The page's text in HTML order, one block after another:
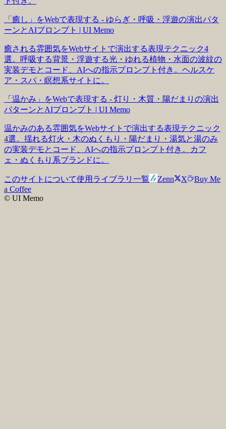
「癒し」をWebで表現する - ゆらぎ・呼吸・浮遊の演出パタ
ーンとAIプロンプト | UI Memo
癒される雰囲気をWebサイトで演出する表現テクニック4
選。呼吸する背景・浮遊する光・ゆれる植物・水面の波紋の
実装デモとコード、AIへの指示プロンプト付き。ヘルスケ
ア・スパ・瞑想系サイトに。
「温かみ」をWebで表現する - 灯り・木質・陽だまりの演出
パターンとAIプロンプト | UI Memo
温かみのある雰囲気をWebサイトで演出する表現テクニック
4選。揺れる灯火・木のぬくもり・陽だまり・湯気と湯のみ
の実装デモとコード、AIへの指示プロンプト付き。カフ
ェ・ぬくもり系ブランドに。
このサイトについて使用ライブラリ一覧 Zenn X
Buy Me
a Coffee
© UI Memo